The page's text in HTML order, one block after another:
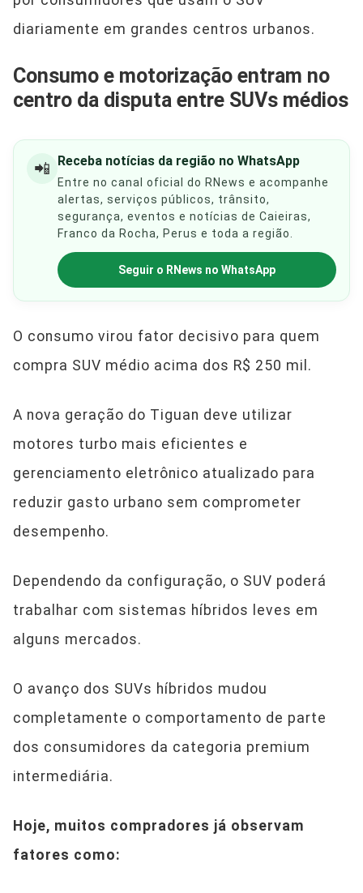
diariamente em grandes centros urbanos.
Consumo e motorização entram no
centro da disputa entre SUVs médios
📲 Receba notícias da região no WhatsApp
Entre no canal oficial do RNews e acompanhe
alertas, serviços públicos, trânsito,
segurança, eventos e notícias de Caieiras,
Franco da Rocha, Perus e toda a região.
Seguir o RNews no WhatsApp
O consumo virou fator decisivo para quem
compra SUV médio acima dos R$ 250 mil.
A nova geração do Tiguan deve utilizar
motores turbo mais eficientes e
gerenciamento eletrônico atualizado para
reduzir gasto urbano sem comprometer
desempenho.
Dependendo da configuração, o SUV poderá
trabalhar com sistemas híbridos leves em
alguns mercados.
O avanço dos SUVs híbridos mudou
completamente o comportamento de parte
dos consumidores da categoria premium
intermediária.
Hoje, muitos compradores já observam
fatores como: